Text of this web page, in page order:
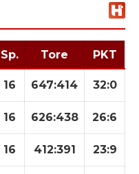
Sp. Tore PKT
16 647:414 32:0
16 626:438 26:6
16 412:391 23:9